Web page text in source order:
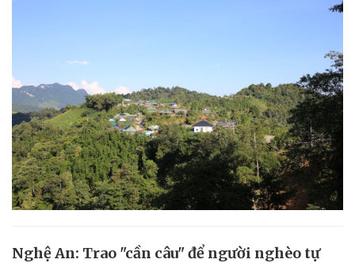
Nghệ An: Trao "cần câu" để người nghèo tự